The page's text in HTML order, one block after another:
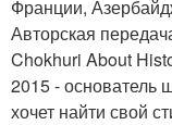
Франции,
Авторская
Chokhuri About
2015 - основатель
хочет найти свой